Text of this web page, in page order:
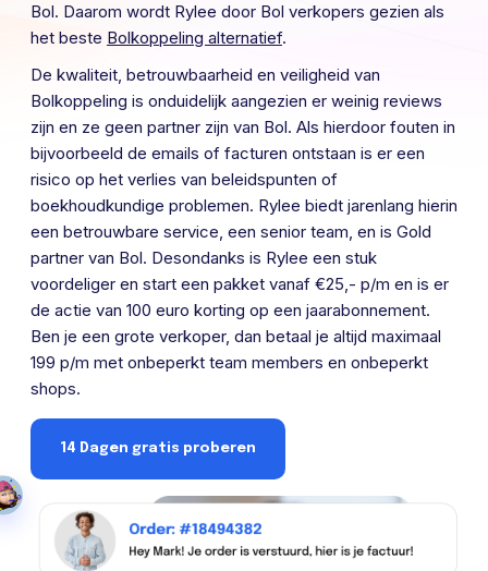
Bol. Daarom wordt Rylee door Bol verkopers gezien als
het beste Bolkoppeling alternatief.
De kwaliteit, betrouwbaarheid en veiligheid van
Bolkoppeling is onduidelijk aangezien er weinig reviews
zijn en ze geen partner zijn van Bol. Als hierdoor fouten in
bijvoorbeeld de emails of facturen ontstaan is er een
risico op het verlies van beleidspunten of
boekhoudkundige problemen. Rylee biedt jarenlang hierin
een betrouwbare service, een senior team, en is Gold
partner van Bol. Desondanks is Rylee een stuk
voordeliger en start een pakket vanaf €25,- p/m en is er
de actie van 100 euro korting op een jaarabonnement.
Ben je een grote verkoper, dan betaal je altijd maximaal
199 p/m met onbeperkt team members en onbeperkt
shops.
14 Dagen gratis proberen